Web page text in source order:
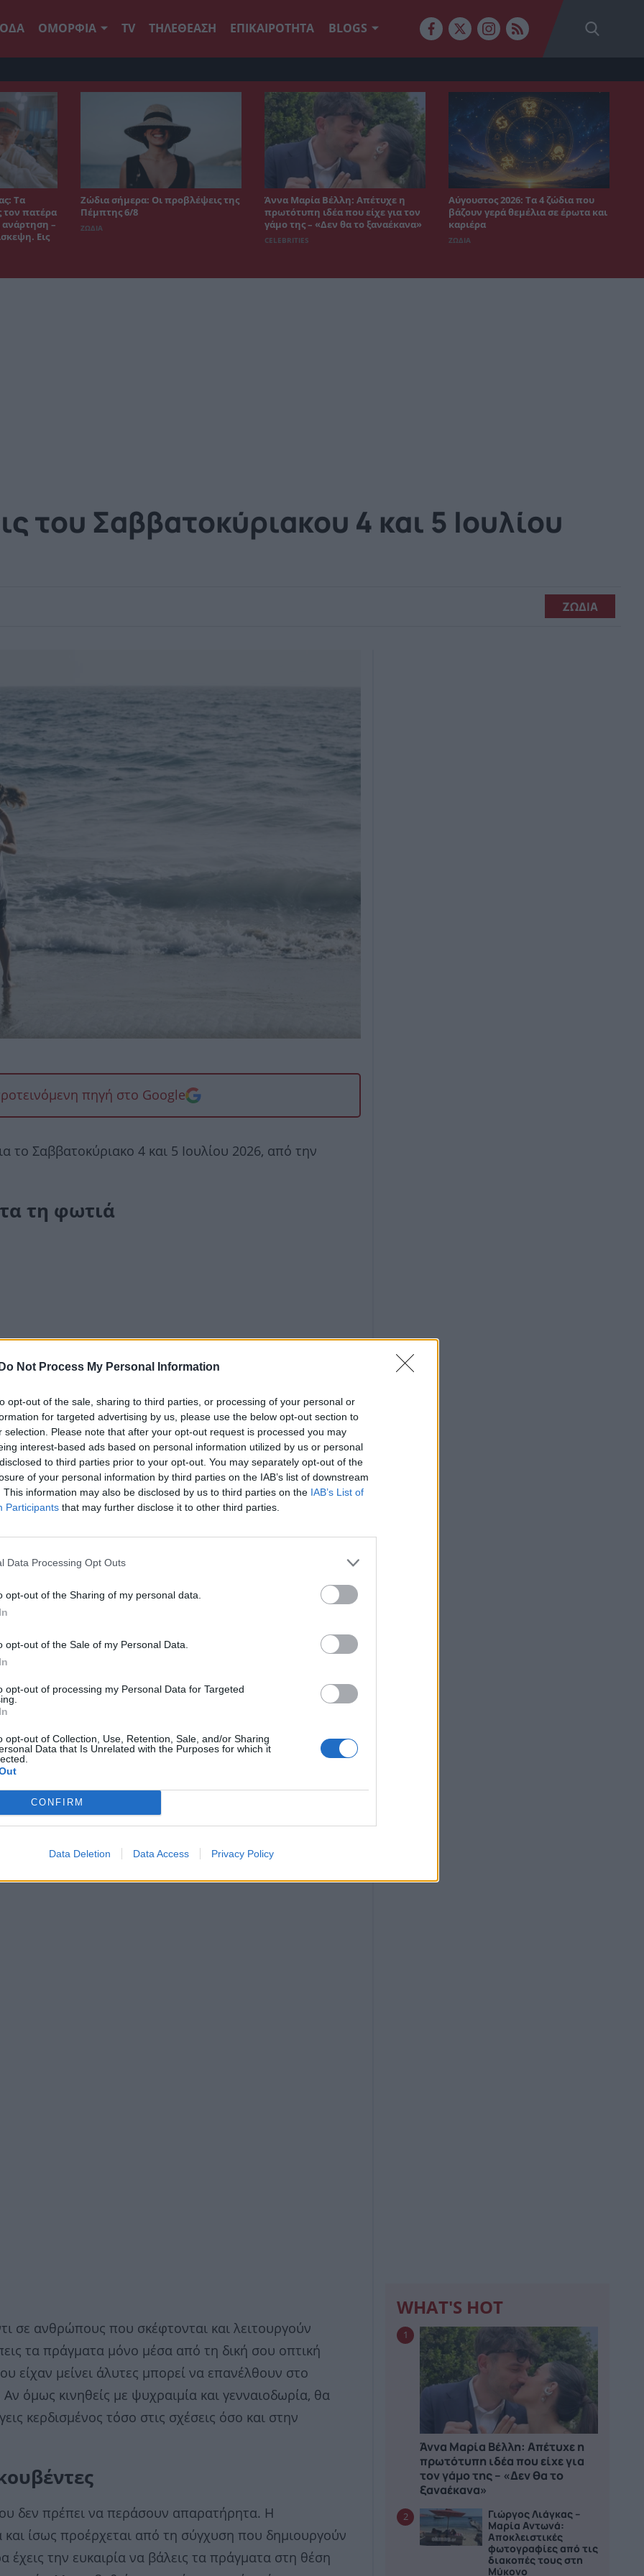
Do Not Process My Personal Information
opt-out of the sale, sharing to third parties, or processing of your personal or
for targeted advertising by us, please use the below opt-out section to
selection. Please note that after your opt-out request is processed you may
interest-based ads based on personal information utilized by us or personal
to third parties prior to your opt-out. You may separately opt-out of the
of your personal information by third parties on the IAB’s list of downstream
This information may also be disclosed by us to third parties on the IAB’s List of
Participants that may further disclose it to other third parties.
Data Processing Opt Outs
opt-out of the Sharing of my personal data.
opt-out of the Sale of my Personal Data.
opt-out of processing my Personal Data for Targeted
opt-out of Collection, Use, Retention, Sale, and/or Sharing
Data that Is Unrelated with the Purposes for which it
CONFIRM
Data Deletion Data Access Privacy Policy
ΟΜΟΡΦΙΑ TV ΤΗΛΕΘΕΑΣΗ ΕΠΙΚΑΙΡΟΤΗΤΑ BLOGS
Τα
τον πατέρα
ανάρτηση –
Εις
Ζώδια σήμερα: Οι προβλέψεις της
Πέμπτης 6/8
ΖΩΔΙΑ
Άννα Μαρία Βέλλη: Απέτυχε η
πρωτότυπη ιδέα που είχε για τον
γάμο της – «Δεν θα το ξαναέκανα»
CELEBRITIES
Αύγουστος 2026: Τα 4 ζώδια που
βάζουν γερά θεμέλια σε έρωτα και
καριέρα
ΖΩΔΙΑ
του Σαββατοκύριακου 4 και 5 Ιουλίου
ΖΩΔΙΑ
πηγή στο Google
τo Σαββατοκύριακο 4 και 5 Ιουλίου 2026, από την
τη φωτιά
περισσότερη ένταση παρά χαρά στην
βάλεις όρια και να προστατεύσεις τη σχέση σου από
και εκνευρισμό. Ο σύντροφός σου φαίνεται να
και χρειάζεται τη στήριξή σου περισσότερο από
μπορούν να αλλάξουν εντελώς το κλίμα και να
μεγάλο σου όπλο
σε ανθρώπους που σκέφτονται και λειτουργούν
τα πράγματα μόνο μέσα από τη δική σου οπτική
είχαν μείνει άλυτες μπορεί να επανέλθουν στο
όμως κινηθείς με ψυχραιμία και γενναιοδωρία, θα
κερδισμένος τόσο στις σχέσεις όσο και στην
δεν πρέπει να περάσουν απαρατήρητα. Η
και ίσως προέρχεται από τη σύγχυση που δημιουργούν
την ευκαιρία να βάλεις τα πράγματα στη θέση
WHAT'S HOT
1
Άννα Μαρία Βέλλη: Απέτυχε η
πρωτότυπη ιδέα που είχε για
τον γάμο της – «Δεν θα το
ξαναέκανα»
2
Γιώργος Λιάγκας –
Μαρία Αντωνά:
Αποκλειστικές
φωτογραφίες από τις
διακοπές τους στη
Μύκονο